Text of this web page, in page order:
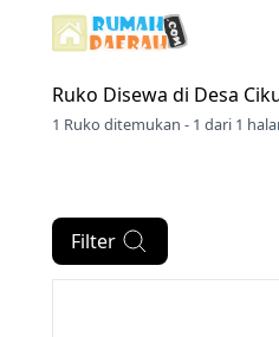
Ruko Disewa di Desa
1 Ruko ditemukan - 1 dari 1
Filter